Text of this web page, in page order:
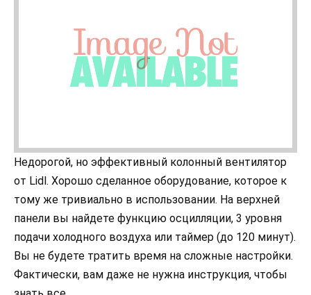
Недорогой, но эффективный колонный вентилятор
от Lidl. Хорошо сделанное оборудование, которое к
тому же тривиально в использовании. На верхней
панели вы найдете функцию осцилляции, 3 уровня
подачи холодного воздуха или таймер (до 120 минут).
Вы не будете тратить время на сложные настройки.
Фактически, вам даже не нужна инструкция, чтобы